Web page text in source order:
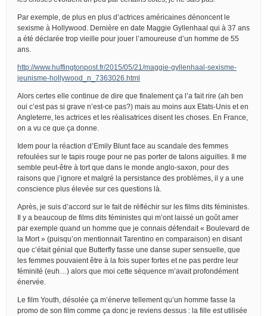
Par exemple, de plus en plus d’actrices américaines dénoncent le
sexisme à Hollywood. Dernière en date Maggie Gyllenhaal qui à 37 ans
a été déclarée trop vieille pour jouer l’amoureuse d’un homme de 55
ans.
http://www.huffingtonpost.fr/2015/05/21/maggie-gyllenhaal-sexisme-
jeunisme-hollywood_n_7363026.html
Alors certes elle continue de dire que finalement ça l’a fait rire (ah ben
oui c’est pas si grave n’est-ce pas?) mais au moins aux Etats-Unis et en
Angleterre, les actrices et les réalisatrices disent les choses. En France,
on a vu ce que ça donne.
Idem pour la réaction d’Emily Blunt face au scandale des femmes
refoulées sur le tapis rouge pour ne pas porter de talons aiguilles. Il me
semble peut-être à tort que dans le monde anglo-saxon, pour des
raisons que j’ignore et malgré la persistance des problèmes, il y a une
conscience plus élevée sur ces questions là.
Après, je suis d’accord sur le fait de réfléchir sur les films dits féministes.
Il y a beaucoup de films dits féministes qui m’ont laissé un goût amer
par exemple quand un homme que je connais défendait « Boulevard de
la Mort » (puisqu’on mentionnait Tarentino en comparaison) en disant
que c’était génial que Butterfly fasse une danse super sensuelle, que
les femmes pouvaient être à la fois super fortes et ne pas perdre leur
féminité (euh…) alors que moi cette séquence m’avait profondément
énervée.
Le film Youth, désolée ça m’énerve tellement qu’un homme fasse la
promo de son film comme ça donc je reviens dessus : la fille est utilisée